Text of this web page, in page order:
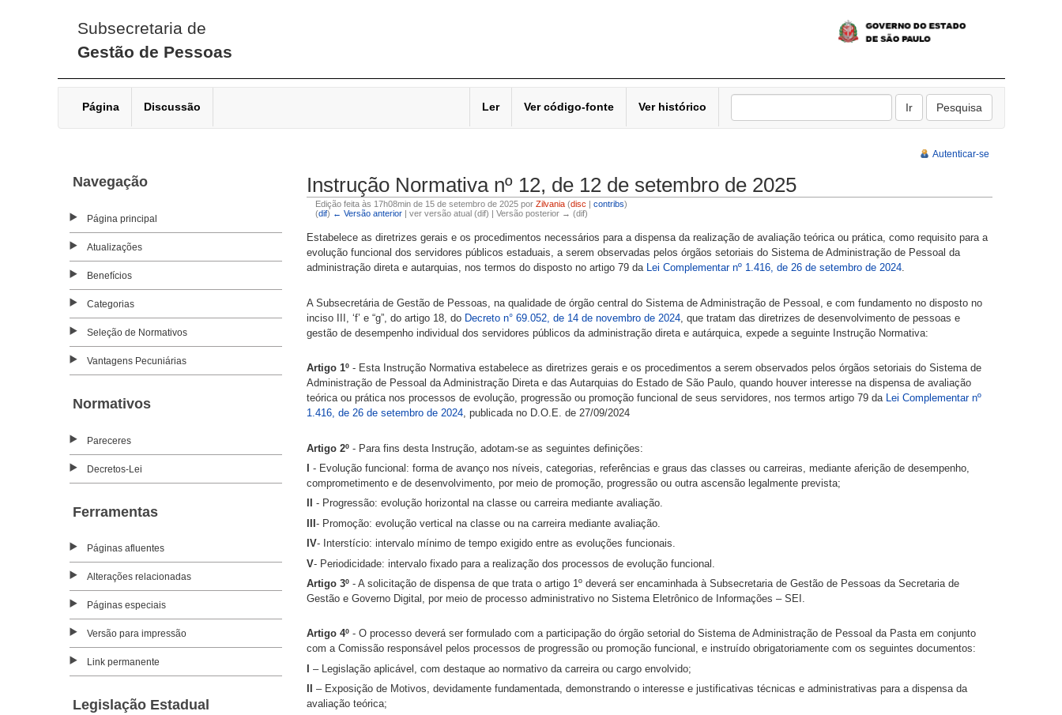
Subsecretaria de
Gestão de Pessoas
Página Discussão Ler Ver código-fonte Ver histórico
Autenticar-se
Navegação
Página principal
Atualizações
Benefícios
Categorias
Seleção de Normativos
Vantagens Pecuniárias
Normativos
Pareceres
Decretos-Lei
Ferramentas
Páginas afluentes
Alterações relacionadas
Páginas especiais
Versão para impressão
Link permanente
Legislação Estadual
Instrução Normativa nº 12, de 12 de setembro de 2025
Edição feita às 17h08min de 15 de setembro de 2025 por Zilvania (disc contribs)
(dif) ← Versão anterior | ver versão atual (dif) | Versão posterior → (dif)
Estabelece as diretrizes gerais e os procedimentos necessários para a dispensa da realização de avaliação teórica ou prática, como requisito para a
evolução funcional dos servidores públicos estaduais, a serem observadas pelos órgãos setoriais do Sistema de Administração de Pessoal da
administração direta e autarquias, nos termos do disposto no artigo 79 da Lei Complementar nº 1.416, de 26 de setembro de 2024.
A Subsecretária de Gestão de Pessoas, na qualidade de órgão central do Sistema de Administração de Pessoal, e com fundamento no disposto no
inciso III, ‘f’ e “g”, do artigo 18, do Decreto n° 69.052, de 14 de novembro de 2024 , que tratam das diretrizes de desenvolvimento de pessoas e
gestão de desempenho individual dos servidores públicos da administração direta e autárquica, expede a seguinte Instrução Normativa:
Artigo 1º - Esta Instrução Normativa estabelece as diretrizes gerais e os procedimentos a serem observados pelos órgãos setoriais do Sistema de
Administração de Pessoal da Administração Direta e das Autarquias do Estado de São Paulo, quando houver interesse na dispensa de avaliação
teórica ou prática nos processos de evolução, progressão ou promoção funcional de seus servidores, nos termos artigo 79 da Lei Complementar nº
1.416, de 26 de setembro de 2024, publicada no D.O.E. de 27/09/2024
Artigo 2º - Para fins desta Instrução, adotam-se as seguintes definições:
- Evolução funcional: forma de avanço nos níveis, categorias, referências e graus das classes ou carreiras, mediante aferição de desempenho,
comprometimento e de desenvolvimento, por meio de promoção, progressão ou outra ascensão legalmente prevista;
II- Progressão: evolução horizontal na classe ou carreira mediante avaliação.
III- Promoção: evolução vertical na classe ou na carreira mediante avaliação.
IV- Interstício: intervalo mínimo de tempo exigido entre as evoluções funcionais.
V- Periodicidade: intervalo fixado para a realização dos processos de evolução funcional.
Artigo 3º - A solicitação de dispensa de que trata o artigo 1º deverá ser encaminhada à Subsecretaria de Gestão de Pessoas da Secretaria de
Gestão e Governo Digital, por meio de processo administrativo no Sistema Eletrônico de Informações – SEI.
Artigo 4º- O processo deverá ser formulado com a participação do órgão setorial do Sistema de Administração de Pessoal da Pasta em conjunto
com a Comissão responsável pelos processos de progressão ou promoção funcional, e instruído obrigatoriamente com os seguintes documentos:
I– Legislação aplicável, com destaque ao normativo da carreira ou cargo envolvido;
II– Exposição de Motivos, devidamente fundamentada, demonstrando o interesse e justificativas técnicas e administrativas para a dispensa da
avaliação teórica;